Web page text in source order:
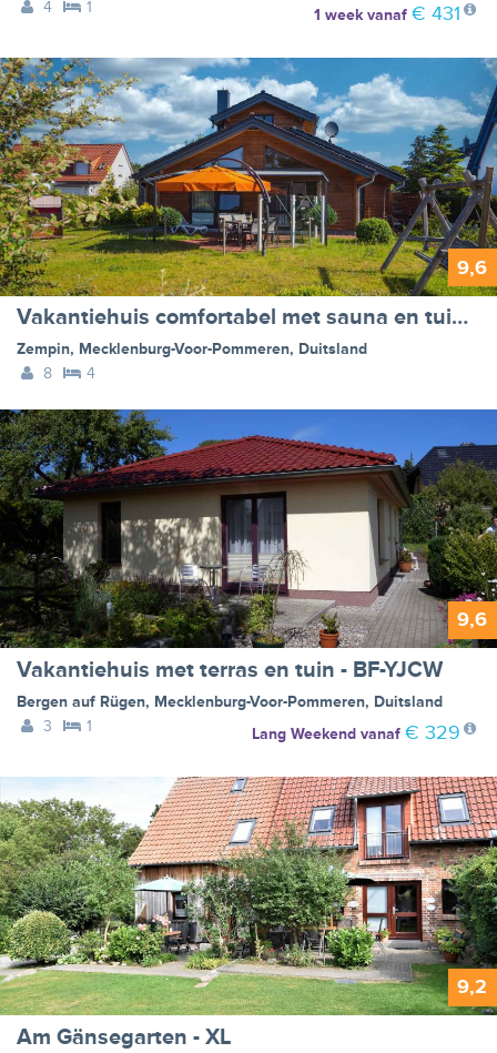
4 1 1 weekvanaf € 431
9,6
Vakantiehuis comfortabel met sauna en tuin - BF-BFMN
Zempin, Mecklenburg-Voor-Pommeren, Duitsland
8
4
9,6
Vakantiehuis met terras en tuin - BF-YJCW
Bergen auf Rügen, Mecklenburg-Voor-Pommeren, Duitsland
3
1 Lang Weekendvanaf € 329
9,2
Am Gänsegarten - XL